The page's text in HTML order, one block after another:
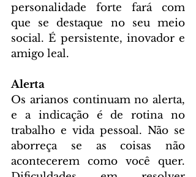
personalidade forte fará com
que se destaque no seu meio
social. É persistente, inovador e
amigo leal.
Alerta
Os arianos continuam no alerta,
e a indicação é de rotina no
trabalho e vida pessoal. Não se
aborreça se as coisas não
acontecerem como você quer.